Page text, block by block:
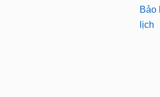
Bảo
lịch